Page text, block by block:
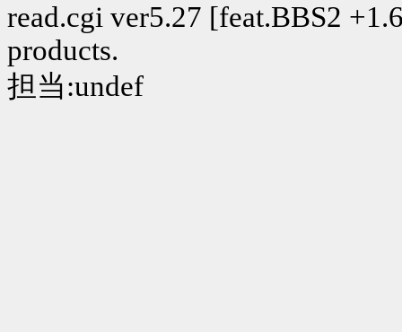
read.cgi ver5.27 [feat.BBS2
products.
担当:undef